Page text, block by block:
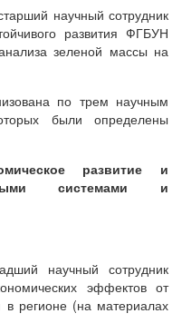
научный сотрудник
развития ФГБУН
зеленой массы на
по трем научным
были определены
развитие и
системами и
научный сотрудник
эффектов от
в регионе (на материалах